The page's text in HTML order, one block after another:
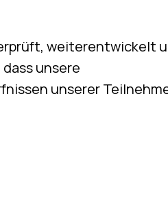
weiterentwickelt
unsere
unserer